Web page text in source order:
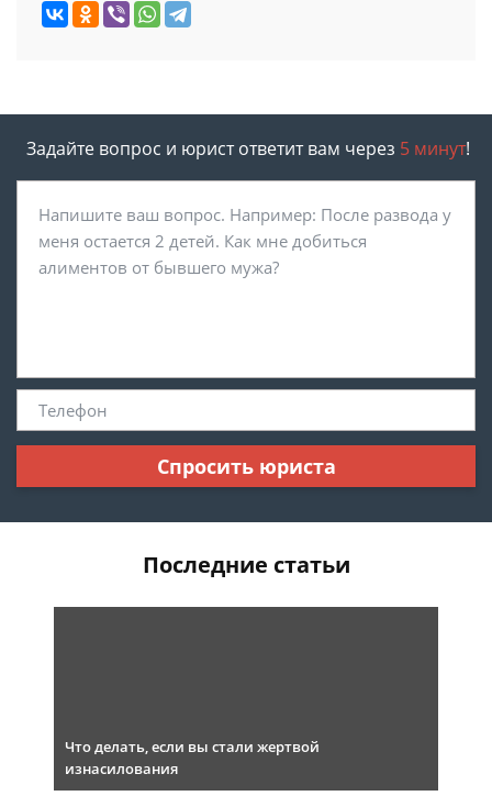
Задайте вопрос и юрист ответит вам через 5 минут!
Спросить юриста
Последние статьи
Что делать, если вы стали жертвой
изнасилования